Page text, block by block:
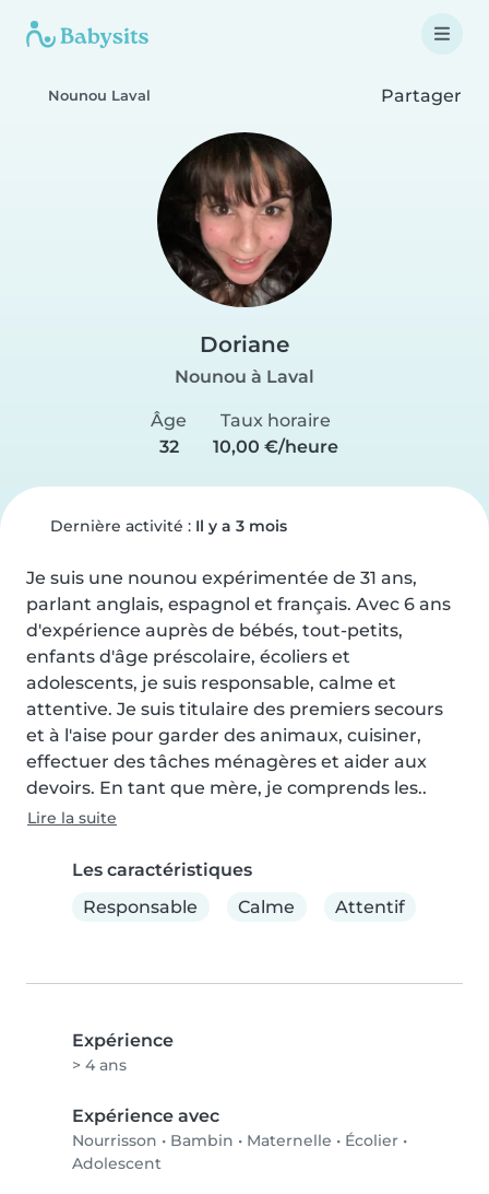
Nounou Laval Partager
Doriane
Nounou à Laval
Âge
32
Taux horaire
10,00 €/heure
Dernière activité : Il y a 3 mois
Je suis une nounou expérimentée de 31 ans,
parlant anglais, espagnol et français. Avec 6 ans
d'expérience auprès de bébés, tout-petits,
enfants d'âge préscolaire, écoliers et
adolescents, je suis responsable, calme et
attentive. Je suis titulaire des premiers secours
et à l'aise pour garder des animaux, cuisiner,
effectuer des tâches ménagères et aider aux
devoirs. En tant que mère, je comprends les..
Lire la suite
Les caractéristiques
Responsable
Calme Attentif
Expérience
> 4 ans
Expérience avec
Nourrisson • Bambin • Maternelle • Écolier •
Adolescent